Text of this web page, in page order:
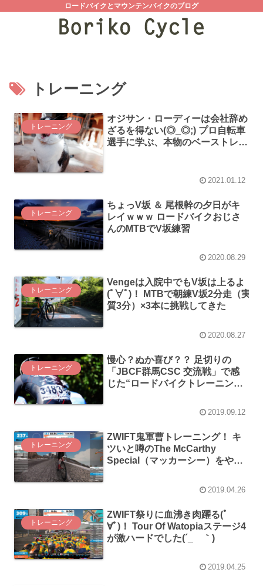
ロードバイクとマウンテンバイクのブログ
トレーニング
トレーニング
オジサン・ローディーは会社辞め
ざるを得ない(◎_◎;) プロ自転車
選手に学ぶ、本物のベーストレー
2021.01.12
トレーニング
ちょっV坂 ＆ 尾根幹の夕日がキ
レイｗｗｗ ロードバイクおじさ
んのMTBでV坂練習
2020.08.29
トレーニング
Vengeは入院中でもV坂は上るよ
(ﾟ∀ﾟ)！ MTBで朝練V坂2分走（実
質3分）×3本に挑戦してきた
2020.08.27
トレーニング
慢心？ぬか喜び？？ 足切りの
「JBCF群馬CSC 交流戦」で感
じた“ロードバイクトレーニング
2019.09.12
トレーニング
ZWIFT鬼軍曹トレーニング！ キ
ツいと噂のThe McCarthy
Special（マッカーシー）をやっ
2019.04.26
トレーニング
ZWIFT祭りに血沸き肉躍る(ﾟ
∀ﾟ)！ Tour Of Watopiaステージ4
が激ハードでした(´_ゝ｀)
2019.04.25